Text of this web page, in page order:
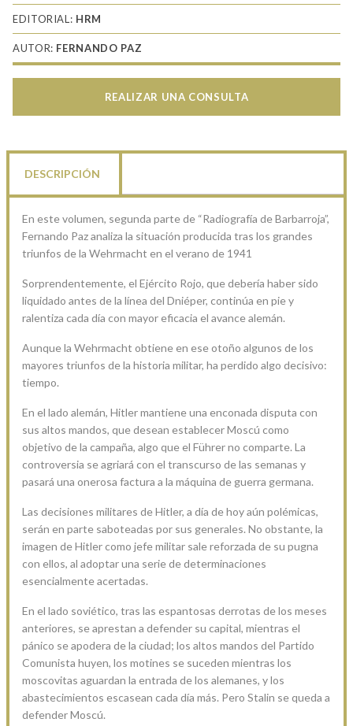
EDITORIAL: HRM
AUTOR: FERNANDO PAZ
REALIZAR UNA CONSULTA
DESCRIPCIÓN
En este volumen, segunda parte de “Radiografía de Barbarroja”,
Fernando Paz analiza la situación producida tras los grandes
triunfos de la Wehrmacht en el verano de 1941
Sorprendentemente, el Ejército Rojo, que debería haber sido
liquidado antes de la línea del Dniéper, continúa en pie y
ralentiza cada día con mayor eficacia el avance alemán.
Aunque la Wehrmacht obtiene en ese otoño algunos de los
mayores triunfos de la historia militar, ha perdido algo decisivo:
tiempo.
En el lado alemán, Hitler mantiene una enconada disputa con
sus altos mandos, que desean establecer Moscú como
objetivo de la campaña, algo que el Führer no comparte. La
controversia se agriará con el transcurso de las semanas y
pasará una onerosa factura a la máquina de guerra germana.
Las decisiones militares de Hitler, a día de hoy aún polémicas,
serán en parte saboteadas por sus generales. No obstante, la
imagen de Hitler como jefe militar sale reforzada de su pugna
con ellos, al adoptar una serie de determinaciones
esencialmente acertadas.
En el lado soviético, tras las espantosas derrotas de los meses
anteriores, se aprestan a defender su capital, mientras el
pánico se apodera de la ciudad; los altos mandos del Partido
Comunista huyen, los motines se suceden mientras los
moscovitas aguardan la entrada de los alemanes, y los
abastecimientos escasean cada día más. Pero Stalin se queda a
defender Moscú.